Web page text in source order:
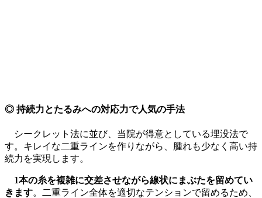
◎ 持続力とたるみへの対応力で人気の手法
シークレット法に並び、当院が得意としている埋没法で
す。キレイな二重ラインを作りながら、腫れも少なく高い持
続力を実現します。
1本の糸を複雑に交差させながら線状にまぶたを留めてい
きます。二重ライン全体を適切なテンションで留めるため、